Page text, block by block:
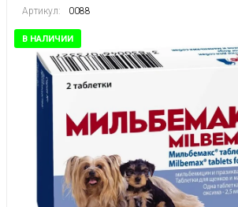
Артикул: 0088
В НАЛИЧИИ